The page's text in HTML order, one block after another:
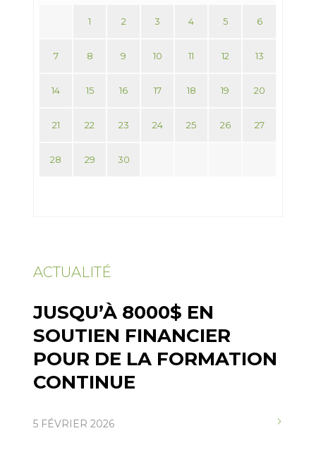
1 2 3 4 5 6
7 8 9 10 11 12 13
14 15 16 17 18 19 20
21 22 23 24 25 26 27
28 29 30
ACTUALITÉ
JUSQU’À 8000$ EN
SOUTIEN FINANCIER
POUR DE LA FORMATION
CONTINUE
5 FÉVRIER 2026